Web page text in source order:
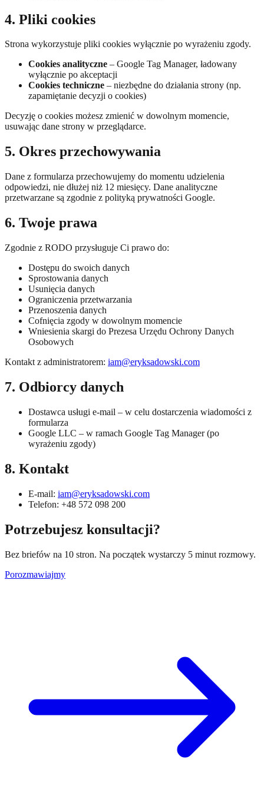
4. Pliki cookies
Strona wykorzystuje pliki cookies wyłącznie po wyrażeniu zgody.
Cookies analityczne – Google Tag Manager, ładowany
wyłącznie po akceptacji
Cookies techniczne – niezbędne do działania strony (np.
zapamiętanie decyzji o cookies)
Decyzję o cookies możesz zmienić w dowolnym momencie,
usuwając dane strony w przeglądarce.
5. Okres przechowywania
Dane z formularza przechowujemy do momentu udzielenia
odpowiedzi, nie dłużej niż 12 miesięcy. Dane analityczne
przetwarzane są zgodnie z polityką prywatności Google.
6. Twoje prawa
Zgodnie z RODO przysługuje Ci prawo do:
Dostępu do swoich danych
Sprostowania danych
Usunięcia danych
Ograniczenia przetwarzania
Przenoszenia danych
Cofnięcia zgody w dowolnym momencie
Wniesienia skargi do Prezesa Urzędu Ochrony Danych
Osobowych
Kontakt z administratorem: iam@eryksadowski.com
7. Odbiorcy danych
Dostawca usługi e-mail – w celu dostarczenia wiadomości z
formularza
Google LLC – w ramach Google Tag Manager (po
wyrażeniu zgody)
8. Kontakt
E-mail: iam@eryksadowski.com
Telefon: +48 572 098 200
Potrzebujesz konsultacji?
Bez briefów na 10 stron. Na początek wystarczy 5 minut rozmowy.
Porozmawiajmy